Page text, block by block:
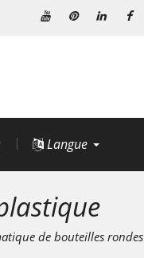
Langue
de bouteilles